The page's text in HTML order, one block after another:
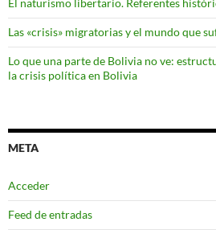
El naturismo libertario. Referentes
Las «crisis» migratorias y el mundo que
Lo que una parte de Bolivia no ve:
la crisis política en Bolivia
META
Acceder
Feed de entradas